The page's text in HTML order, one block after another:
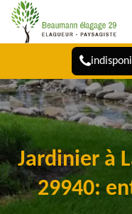
Jardinier à
29940: